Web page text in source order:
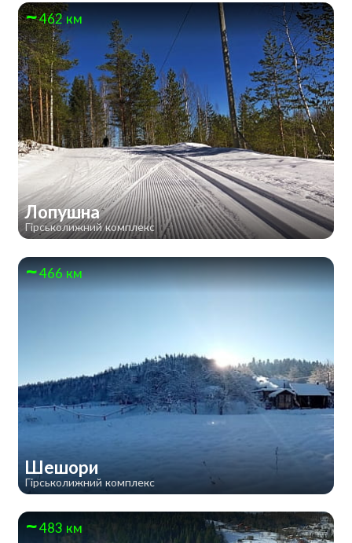
462 км
Лопушна
Гірськолижний комплекс
466 км
Шешори
Гірськолижний комплекс
483 км